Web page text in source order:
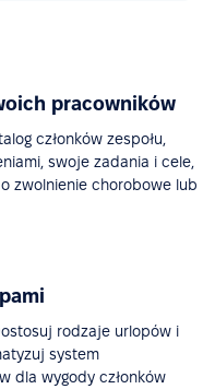
pracowników
członków zespołu,
swoje zadania i cele,
zwolnienie chorobowe lub
rodzaje urlopów i
system
dla wygody członków